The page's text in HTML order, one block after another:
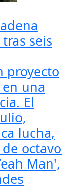
tras seis
proyecto
una
El
lucha,
octavo
Man',